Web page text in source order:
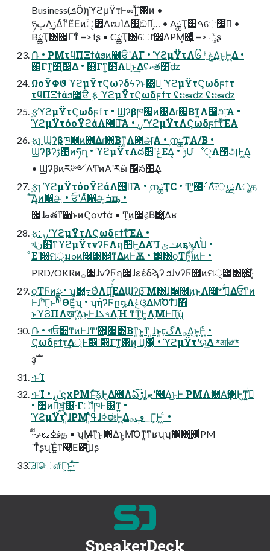
Business(ܦӦ)ɿϓϩμΫτͰೲΊͯ΄͍͠΋ͷ •
ཉٻΛ࣮ݱ͢ΔͨΊʹͦΕͧΕͷؔ܎ੑΛຒΊΔ໾ׂ͕ඞཁ͕ͩ… • AྖҬ͸ࠓେ෼ڧͦ͏ •
BྖҬ͸଍Γͳͦ͏ => ୲͏ͧʂ • CྖҬ͸େ෦෼ΛPM͕΍͍ͬͯͦ͏ => ୣ͏ͧʂ
݁Ռ • PMτϥΠΞϯάϧͷ෼ੳʹΑΓ • ϓϩμΫτΛ၆ᛌͯ͠ݟΔ͜ͱ͕Ͱ͖Δ •
଍Γͳ͍໾ׂ͕෼͔Δ • ଍Γͳ͍໾ׂΛิ͓͏ͱ͢Δʢކత໾ׂʣ
ΩοΫΦϑ ϓϩμΫτϚωʔδϟʔͱ͸Կ͔ ϓϩμΫτϚωδϝϯτ
τϥΠΞϯάϧ෼ੳ ࣮ફ ϓϩμΫτϚωδϝϯτ ʢະఆʣ ʢະఆʣ
࣮ફϓϩμΫτϚωδϝϯτ • Ϣʔβཁ๬ͷ΍Δɾ΍Βͳ͍Λ൑அ͠Α͏ •
ϓϩμΫτόοΫϩάΛ੔ཧ͠Α͏ • ࣮ࡍʹϓϩμΫτΛϚωδϝϯτͯ͠ΈΑ͏
࣮ફɿ Ϣʔβཁ๬ͷ΍Δɾ΍Βͳ͍Λ൑அ͠Α͏ • ۭനྖҬA/B •
Ϣʔβʔࢹ఺ͷཧղ • ϓϩμΫτΛద੾ʹݟΕΔ͔ • ࣮ݱՄೳੑΛ൑அͰ͖Δ͔
• Ϣʔβͷར༻ΛͲͷΑ͏ʹརӹ ΁స׵͢Δ͔
࣮ફɿ ϓϩμΫτόοΫϩάΛ੔ཧ͠Α͏ • ۭനྖҬC • Ͳ͜ʹ౤ࢿΛͯ͠։ൃྗΛूத
ͤ͞Δ͔ͷ൑அ • ਓʹΑͬͯ൑அ͕݁ߏҧ͏ •
௕ظతͳํ਑ͱͷϚονϯά • Ͳ͜ͷ໨ઢ͔Β࿩͍ͯ͠Δʁ
࣮ફ: ࣮ࡍʹϓϩμΫτΛϚωδϝϯτͯ͠ΈΑ͏ •
খن໛ͳϓϩμΫτνʔϜΛฤ੒Ͱ͖ΔΑ͏ʹ͠ɺ ݖݶͷҕৡΛߦͬͨ •
ͦΕʹ൐͏ମ੍มߋͷ࿩͸௕͘ͳΔͷͰׂѪ • ࣗ෼͸ϙΤϜ͚ͩݴ͏ͷͰ •
PRD/OKRͷ࡞੒ɺνʔϜฤ੒ɺεέδϡʔ ϧɺνʔϜ಺ͷମ੍౳͸͢΂͓ͯ·͔ͤ
ϙΤϜͷྫ • ʮ͓໰͍߹ΘͤΛૹ͖ͬͯͯ͘ΕΔϢʔβ͞ Μ͸ɺ੡඼ͷ͜ͱΛ೤৺ʹߟ͍͑ͯΔਓͳͷ
Ͱɺʰ͋Γ͕ͱ͏ʱͬͯݴΘΕ͍ͨʯ • ʮήʔϜը໘Λݟଓ͚ΔΜ͡Όͳͯ͘ɺ΋ͬ
ͱϓϨΠΛखܰʹ͢Δ͜ͱͰɺܠ৭Λָ͠Ή ͳͲ͓Ͱ͔͚Λָ͠ΜͰཉ͍͠ʯ
݁Ռ • গਓ਺ͳͷͰɺͳʹ΋͔΋΍Βͳ͍ͱ͍͚ͳ ͍ɺͱ͍͏ঢ়گΛ࡞Δ͜ͱ͕Ͱ͖ͨ •
Ϛωδϝϯτ͢Δ্Ͱࣗ෼ʹ଍Γͳ͍΋ͷ͕ Կ͔෼͔ͬͨ • ϓϩμΫτʹର͢Δ *ॴ༗*
ҙࣝ
·ͱΊ
·ͱΊ • ࣮ࡍʹϛχPMͱ࣮ͯ͠ફͰ͖Δ৔Λఏڙ͠ɺ͓ޓ͍ʹٞ࿦͢Δ͜ͱͰ PMΛޮ཰Α͘ҭ੒Ͱ͖ͳ͍͔ߟ͑ͨ
• ٞ࿦ͷ݁Ռ͕ਖ਼͍͔͠͸͋·ΓॏཁͰ͸ͳ͍ •
ϓϩμΫτʹ͍ͭͯɺPMʹ͍ͭͯߟ͑ɺߦಈͰ͖Δ؀ڥ࡞Γ͕Ͱ͖ ͨ •
·ͩ·ͩࢼߦࡨޡத • ʮ͜Μͳ͜ͱ΍Δͱ͍͍Μ͡Όͳ͍͔ͳʁʯʮࣗ෼͸͜͏΍ͬͯPM
ʹͳͬͨͧʂʯΈ͍ͨͳ࿩͕͋Ε͹ڭ͍͑ͯͩ͘͞ʂ
͝ਗ਼ௌ͋Γ͕ͱ͏͍͟͝·ͨ͠
SpeakerDeck